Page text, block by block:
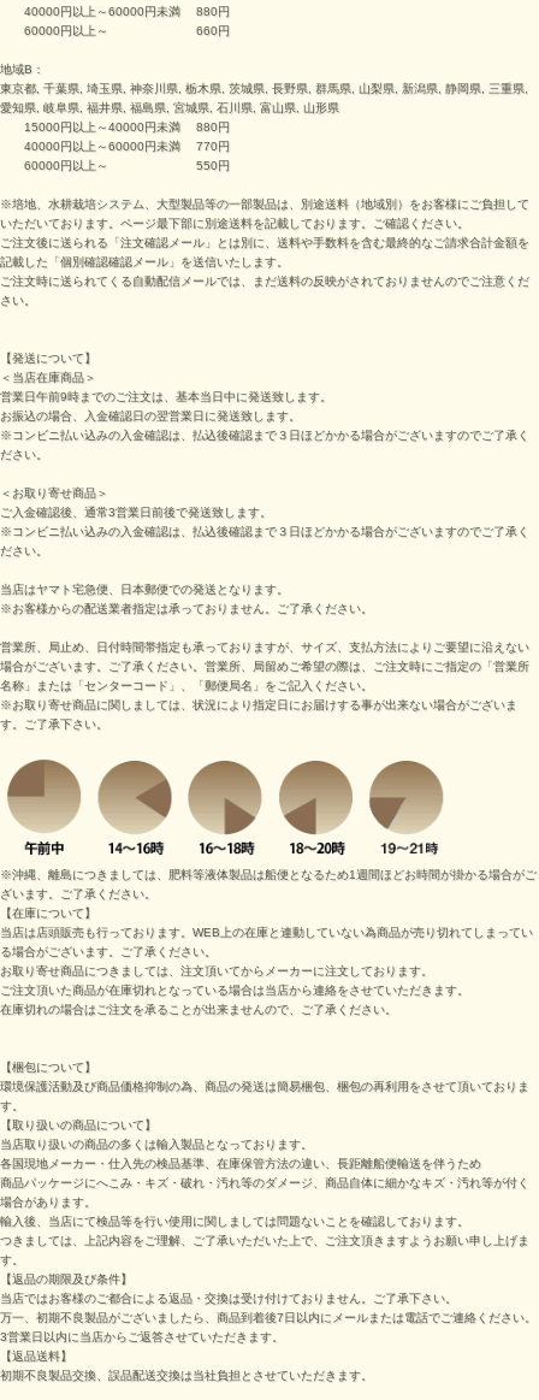
40000円以上～60000円未満 880円
60000円以上～ 660円
地域B：
東京都, 千葉県, 埼玉県, 神奈川県, 栃木県, 茨城県, 長野県, 群馬県, 山梨県, 新潟県, 静岡県, 三重県,
愛知県, 岐阜県, 福井県, 福島県, 宮城県, 石川県, 富山県, 山形県
15000円以上～40000円未満 880円
40000円以上～60000円未満 770円
60000円以上～ 550円
※培地、水耕栽培システム、大型製品等の一部製品は、別途送料（地域別）をお客様にご負担して
いただいております。ページ最下部に別途送料を記載しております。ご確認ください。
ご注文後に送られる「注文確認メール」とは別に、送料や手数料を含む最終的なご請求合計金額を
記載した「個別確認確認メール」を送信いたします。
ご注文時に送られてくる自動配信メールでは、まだ送料の反映がされておりませんのでご注意くだ
さい。
【発送について】
＜当店在庫商品＞
営業日午前9時までのご注文は、基本当日中に発送致します。
お振込の場合、入金確認日の翌営業日に発送致します。
※コンビニ払い込みの入金確認は、払込後確認まで３日ほどかかる場合がございますのでご了承く
ださい。
＜お取り寄せ商品＞
ご入金確認後、通常3営業日前後で発送致します。
※コンビニ払い込みの入金確認は、払込後確認まで３日ほどかかる場合がございますのでご了承く
ださい。
当店はヤマト宅急便、日本郵便での発送となります。
※お客様からの配送業者指定は承っておりません。ご了承ください。
営業所、局止め、日付時間帯指定も承っておりますが、サイズ、支払方法によりご要望に沿えない
場合がございます。ご了承ください。営業所、局留めご希望の際は、ご注文時にご指定の「営業所
名称」または「センターコード」、「郵便局名」をご記入ください。
※お取り寄せ商品に関しましては、状況により指定日にお届けする事が出来ない場合がございま
す。ご了承下さい。
※沖縄、離島につきましては、肥料等液体製品は船便となるため1週間ほどお時間が掛かる場合がご
ざいます。ご了承ください。
【在庫について】
当店は店頭販売も行っております。WEB上の在庫と連動していない為商品が売り切れてしまってい
る場合がございます。ご了承ください。
お取り寄せ商品につきましては、注文頂いてからメーカーに注文しております。
ご注文頂いた商品が在庫切れとなっている場合は当店から連絡をさせていただきます。
在庫切れの場合はご注文を承ることが出来ませんので、ご了承ください。
【梱包について】
環境保護活動及び商品価格抑制の為、商品の発送は簡易梱包、梱包の再利用をさせて頂いておりま
す。
【取り扱いの商品について】
当店取り扱いの商品の多くは輸入製品となっております。
各国現地メーカー・仕入先の検品基準、在庫保管方法の違い、長距離船便輸送を伴うため
商品パッケージにへこみ・キズ・破れ・汚れ等のダメージ、商品自体に細かなキズ・汚れ等が付く
場合があります。
輸入後、当店にて検品等を行い使用に関しましては問題ないことを確認しております。
つきましては、上記内容をご理解、ご了承いただいた上で、ご注文頂きますようお願い申し上げま
す。
【返品の期限及び条件】
当店ではお客様のご都合による返品・交換は受け付けておりません。ご了承下さい。
万一、初期不良製品がございましたら、商品到着後7日以内にメールまたは電話でご連絡ください。
3営業日以内に当店からご返答させていただきます。
【返品送料】
初期不良製品交換、誤品配送交換は当社負担とさせていただきます。